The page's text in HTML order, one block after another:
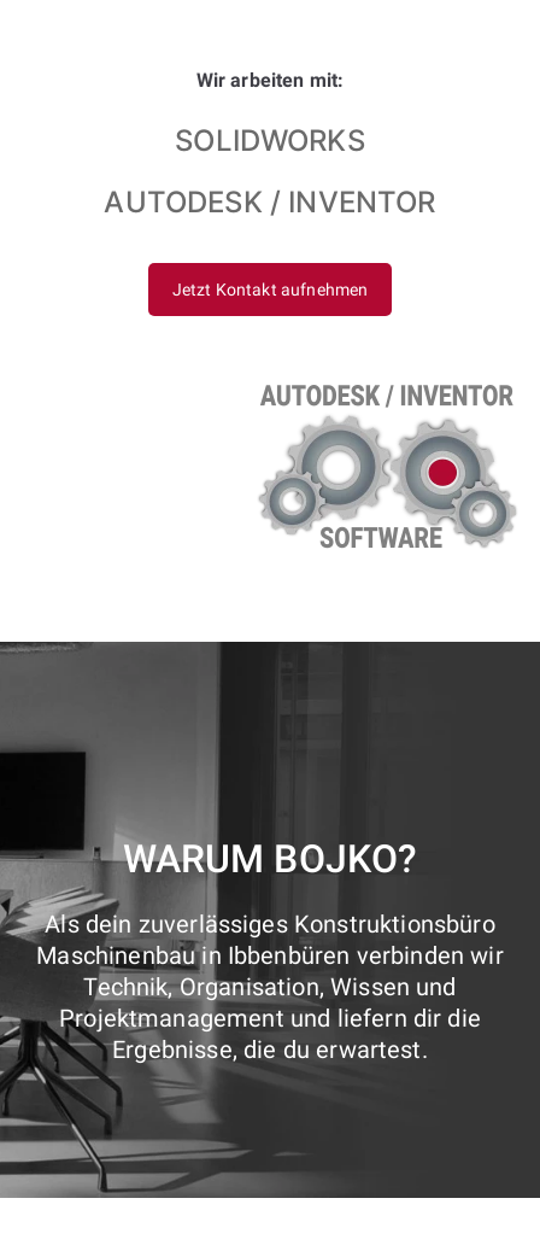
Wir arbeiten mit:
SOLIDWORKS
AUTODESK / INVENTOR
Jetzt Kontakt aufnehmen
WARUM BOJKO?
Als dein zuverlässiges Konstruktionsbüro
Maschinenbau in Ibbenbüren verbinden wir
Technik, Organisation, Wissen und
Projektmanagement und liefern dir die
Ergebnisse, die du erwartest.